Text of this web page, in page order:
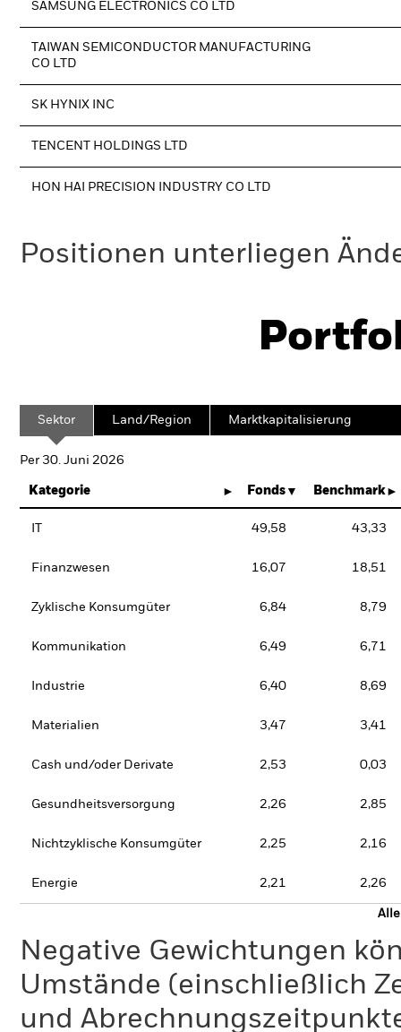
SAMSUNG ELECTRONICS CO LTD
TAIWAN SEMICONDUCTOR MANUFACTURING
CO LTD
SK HYNIX INC
TENCENT HOLDINGS LTD
HON HAI PRECISION INDUSTRY CO LTD
Positionen unterliegen
Sektor Land/Region Marktkapitalisierung
Per 30. Juni 2026
Kategorie Fonds Benchmark
49,58 43,33
Finanzwesen 16,07 18,51
Zyklische Konsumgüter 6,84 8,79
Kommunikation 6,49 6,71
Industrie 6,40 8,69
Materialien 3,47 3,41
Cash und/oder Derivate 2,53 0,03
Gesundheitsversorgung 2,26 2,85
Nichtzyklische Konsumgüter 2,25 2,16
Energie 2,21 2,26
Negative Gewichtungen
Umstände (einschließlich
und